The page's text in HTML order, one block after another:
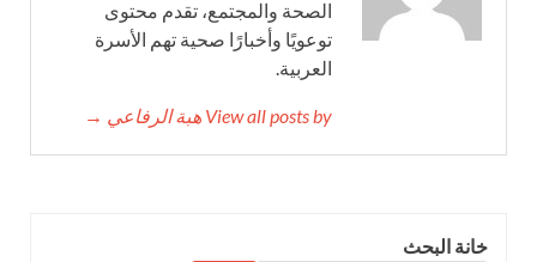
الصحة والمجتمع، تقدم محتوى
توعويًا وأخبارًا صحية تهم الأسرة
العربية.
View all posts by هبة الرفاعي →
خانة البحث